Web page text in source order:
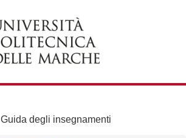
Guida degli insegnamenti